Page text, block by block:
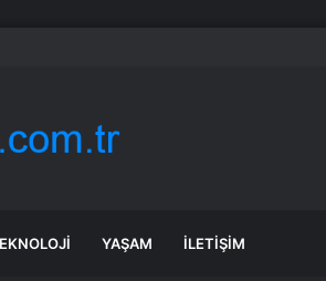
için ne yapmam gerektiğini söyleyemez
YAŞAM İLETIŞIM